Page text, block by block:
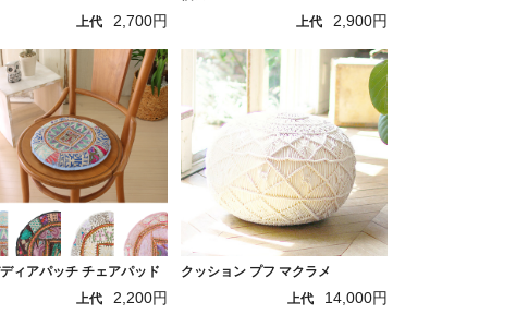
上代
2,700円
上代
2,900円
ィアパッチ チェアパッド
上代
2,200円
クッション プフ マクラメ
上代
14,000円